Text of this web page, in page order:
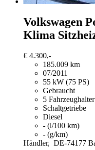
Volkswagen
Klima
€ 4.300,-
185.009 km
07/2011
55 kW (75 PS)
Gebraucht
5 Fahrzeughalter
Schaltgetriebe
Diesel
- (l/100 km)
- (g/km)
Händler, DE-74177